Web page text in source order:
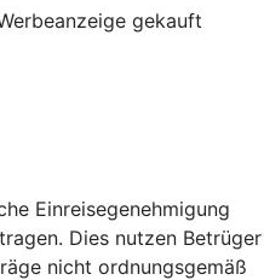
gekauft
Einreisegenehmigung
Dies nutzen Betrüger
nicht ordnungsgemäß